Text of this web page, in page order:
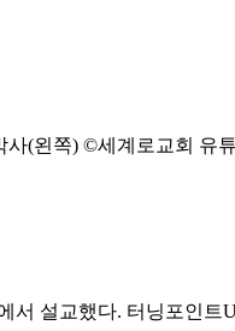
사(왼쪽) ©세계로교회 유
서 설교했다. 터닝포인